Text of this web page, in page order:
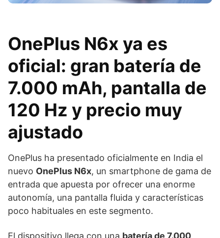
OnePlus N6x ya es
oficial: gran batería de
7.000 mAh, pantalla de
120 Hz y precio muy
ajustado
OnePlus ha presentado oficialmente en India el
nuevo OnePlus N6x, un smartphone de gama de
entrada que apuesta por ofrecer una enorme
autonomía, una pantalla fluida y características
poco habituales en este segmento.
El dispositivo llega con una batería de 7.000